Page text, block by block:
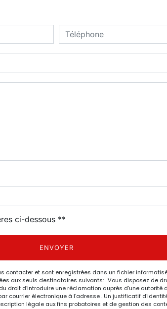
ci-dessous **
ENVOYER
contacter et sont enregistrées dans un fichier
aux seuls destinataires suivants: . Vous disposez de
droit d’introduire une réclamation auprès d’une
courrier électronique à l'adresse . Un justificatif
légale aux fins probatoires et de gestion des